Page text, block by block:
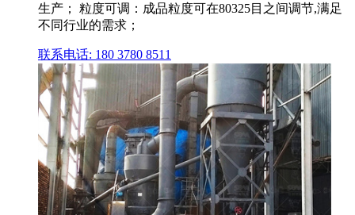
生产； 粒度可调：成品粒度可在80325目之间调节,满足
不同行业的需求；
联系电话: 180 3780 8511